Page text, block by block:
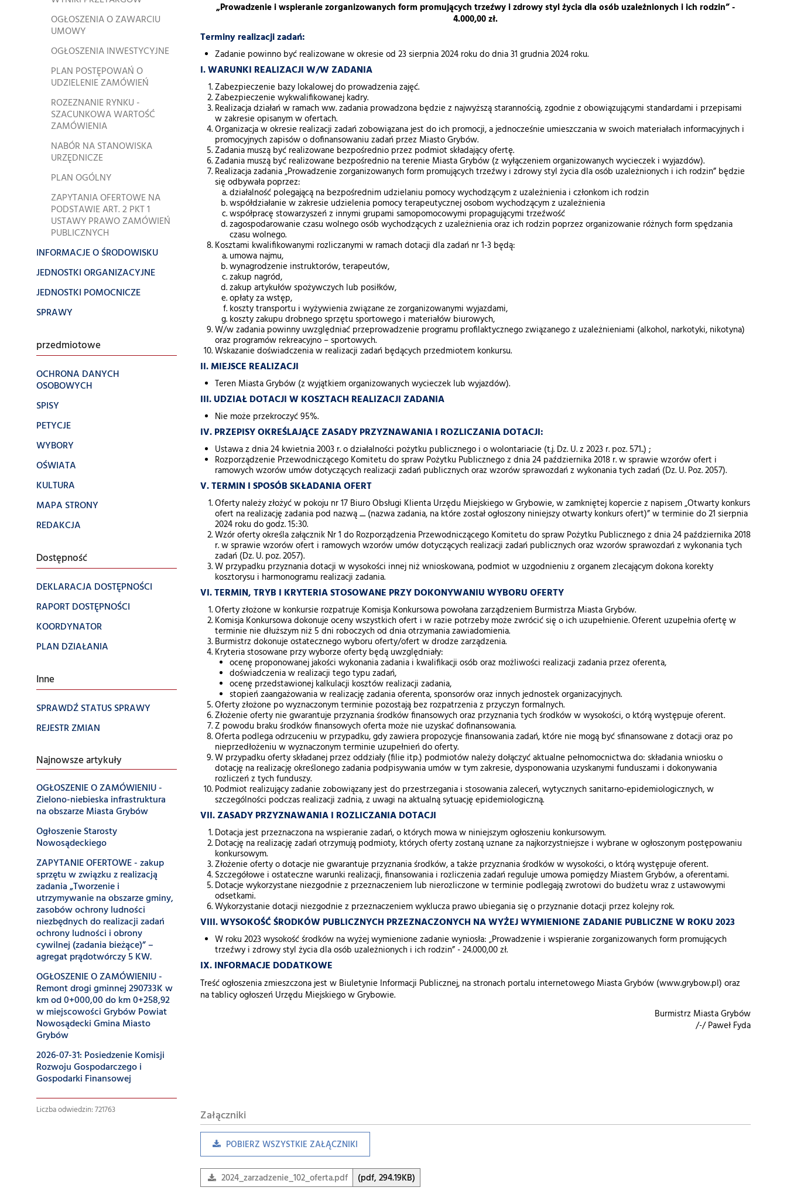
OGŁOSZENIA O ZAWARCIU
UMOWY
OGŁOSZENIA INWESTYCYJNE
PLAN POSTĘPOWAŃ O
UDZIELENIE ZAMÓWIEŃ
ROZEZNANIE RYNKU -
SZACUNKOWA WARTOŚĆ
ZAMÓWIENIA
NABÓR NA STANOWISKA
URZĘDNICZE
PLAN OGÓLNY
ZAPYTANIA OFERTOWE NA
PODSTAWIE ART. 2 PKT 1
USTAWY PRAWO ZAMÓWIEŃ
PUBLICZNYCH
INFORMACJE O ŚRODOWISKU
JEDNOSTKI ORGANIZACYJNE
JEDNOSTKI POMOCNICZE
SPRAWY
przedmiotowe
OCHRONA DANYCH
OSOBOWYCH
SPISY
PETYCJE
WYBORY
OŚWIATA
KULTURA
MAPA STRONY
REDAKCJA
Dostępność
DEKLARACJA DOSTĘPNOŚCI
RAPORT DOSTĘPNOŚCI
KOORDYNATOR
PLAN DZIAŁANIA
Inne
SPRAWDŹ STATUS SPRAWY
REJESTR ZMIAN
Najnowsze artykuły
OGŁOSZENIE O ZAMÓWIENIU -
Zielono-niebieska infrastruktura
na obszarze Miasta Grybów
Ogłoszenie Starosty
Nowosądeckiego
ZAPYTANIE OFERTOWE - zakup
sprzętu w związku z realizacją
zadania „Tworzenie i
utrzymywanie na obszarze gminy,
zasobów ochrony ludności
niezbędnych do realizacji zadań
ochrony ludności i obrony
cywilnej (zadania bieżące)” –
agregat prądotwórczy 5 KW.
OGŁOSZENIE O ZAMÓWIENIU -
Remont drogi gminnej 290733K w
km od 0+000,00 do km 0+258,92
w miejscowości Grybów Powiat
Nowosądecki Gmina Miasto
Grybów
2026-07-31: Posiedzenie Komisji
Rozwoju Gospodarczego i
Gospodarki Finansowej
Liczba odwiedzin: 721763
„Prowadzenie i wspieranie zorganizowanych form promujących trzeźwy i zdrowy styl życia dla osób uzależnionych i ich rodzin” -
4.000,00 zł.
Terminy realizacji zadań:
Zadanie powinno być realizowane w okresie od 23 sierpnia 2024 roku do dnia 31 grudnia 2024 roku.
I. WARUNKI REALIZACJI W/W ZADANIA
Zabezpieczenie bazy lokalowej do prowadzenia zajęć.
Zabezpieczenie wykwalifikowanej kadry.
Realizacja działań w ramach ww. zadania prowadzona będzie z najwyższą starannością, zgodnie z obowiązującymi standardami i przepisami
w zakresie opisanym w ofertach.
Organizacja w okresie realizacji zadań zobowiązana jest do ich promocji, a jednocześnie umieszczania w swoich materiałach informacyjnych i
promocyjnych zapisów o dofinansowaniu zadań przez Miasto Grybów.
Zadania muszą być realizowane bezpośrednio przez podmiot składający ofertę.
Zadania muszą być realizowane bezpośrednio na terenie Miasta Grybów (z wyłączeniem organizowanych wycieczek i wyjazdów).
Realizacja zadania „Prowadzenie zorganizowanych form promujących trzeźwy i zdrowy styl życia dla osób uzależnionych i ich rodzin” będzie
się odbywała poprzez:
działalność polegającą na bezpośrednim udzielaniu pomocy wychodzącym z uzależnienia i członkom ich rodzin
współdziałanie w zakresie udzielenia pomocy terapeutycznej osobom wychodzącym z uzależnienia
współpracę stowarzyszeń z innymi grupami samopomocowymi propagującymi trzeźwość
zagospodarowanie czasu wolnego osób wychodzących z uzależnienia oraz ich rodzin poprzez organizowanie różnych form spędzania
czasu wolnego.
Kosztami kwalifikowanymi rozliczanymi w ramach dotacji dla zadań nr 1-3 będą:
umowa najmu,
wynagrodzenie instruktorów, terapeutów,
zakup nagród,
zakup artykułów spożywczych lub posiłków,
opłaty za wstęp,
koszty transportu i wyżywienia związane ze zorganizowanymi wyjazdami,
koszty zakupu drobnego sprzętu sportowego i materiałów biurowych,
W/w zadania powinny uwzględniać przeprowadzenie programu profilaktycznego związanego z uzależnieniami (alkohol, narkotyki, nikotyna)
oraz programów rekreacyjno – sportowych.
Wskazanie doświadczenia w realizacji zadań będących przedmiotem konkursu.
II. MIEJSCE REALIZACJI
Teren Miasta Grybów (z wyjątkiem organizowanych wycieczek lub wyjazdów).
III. UDZIAŁ DOTACJI W KOSZTACH REALIZACJI ZADANIA
Nie może przekroczyć 95%.
IV. PRZEPISY OKREŚLAJĄCE ZASADY PRZYZNAWANIA I ROZLICZANIA DOTACJI:
Ustawa z dnia 24 kwietnia 2003 r. o działalności pożytku publicznego i o wolontariacie (t.j. Dz. U. z 2023 r. poz. 571..) ;
Rozporządzenie Przewodniczącego Komitetu do spraw Pożytku Publicznego z dnia 24 października 2018 r. w sprawie wzorów ofert i
ramowych wzorów umów dotyczących realizacji zadań publicznych oraz wzorów sprawozdań z wykonania tych zadań (Dz. U. Poz. 2057).
V. TERMIN I SPOSÓB SKŁADANIA OFERT
Oferty należy złożyć w pokoju nr 17 Biuro Obsługi Klienta Urzędu Miejskiego w Grybowie, w zamkniętej kopercie z napisem „Otwarty konkurs
ofert na realizację zadania pod nazwą ..... (nazwa zadania, na które został ogłoszony niniejszy otwarty konkurs ofert)” w terminie do 21 sierpnia
2024 roku do godz. 15:30.
Wzór oferty określa załącznik Nr 1 do Rozporządzenia Przewodniczącego Komitetu do spraw Pożytku Publicznego z dnia 24 października 2018
r. w sprawie wzorów ofert i ramowych wzorów umów dotyczących realizacji zadań publicznych oraz wzorów sprawozdań z wykonania tych
zadań (Dz. U. poz. 2057).
W przypadku przyznania dotacji w wysokości innej niż wnioskowana, podmiot w uzgodnieniu z organem zlecającym dokona korekty
kosztorysu i harmonogramu realizacji zadania.
VI. TERMIN, TRYB I KRYTERIA STOSOWANE PRZY DOKONYWANIU WYBORU OFERTY
Oferty złożone w konkursie rozpatruje Komisja Konkursowa powołana zarządzeniem Burmistrza Miasta Grybów.
Komisja Konkursowa dokonuje oceny wszystkich ofert i w razie potrzeby może zwrócić się o ich uzupełnienie. Oferent uzupełnia ofertę w
terminie nie dłuższym niż 5 dni roboczych od dnia otrzymania zawiadomienia.
Burmistrz dokonuje ostatecznego wyboru oferty/ofert w drodze zarządzenia.
Kryteria stosowane przy wyborze oferty będą uwzględniały:
ocenę proponowanej jakości wykonania zadania i kwalifikacji osób oraz możliwości realizacji zadania przez oferenta,
doświadczenia w realizacji tego typu zadań,
ocenę przedstawionej kalkulacji kosztów realizacji zadania,
stopień zaangażowania w realizację zadania oferenta, sponsorów oraz innych jednostek organizacyjnych.
Oferty złożone po wyznaczonym terminie pozostają bez rozpatrzenia z przyczyn formalnych.
Złożenie oferty nie gwarantuje przyznania środków finansowych oraz przyznania tych środków w wysokości, o którą występuje oferent.
Z powodu braku środków finansowych oferta może nie uzyskać dofinansowania.
Oferta podlega odrzuceniu w przypadku, gdy zawiera propozycje finansowania zadań, które nie mogą być sfinansowane z dotacji oraz po
nieprzedłożeniu w wyznaczonym terminie uzupełnień do oferty.
W przypadku oferty składanej przez oddziały (filie itp.) podmiotów należy dołączyć aktualne pełnomocnictwa do: składania wniosku o
dotację na realizację określonego zadania podpisywania umów w tym zakresie, dysponowania uzyskanymi funduszami i dokonywania
rozliczeń z tych funduszy.
Podmiot realizujący zadanie zobowiązany jest do przestrzegania i stosowania zaleceń, wytycznych sanitarno-epidemiologicznych, w
szczególności podczas realizacji zadnia, z uwagi na aktualną sytuację epidemiologiczną.
VII. ZASADY PRZYZNAWANIA I ROZLICZANIA DOTACJI
Dotacja jest przeznaczona na wspieranie zadań, o których mowa w niniejszym ogłoszeniu konkursowym.
Dotację na realizację zadań otrzymują podmioty, których oferty zostaną uznane za najkorzystniejsze i wybrane w ogłoszonym postępowaniu
konkursowym.
Złożenie oferty o dotacje nie gwarantuje przyznania środków, a także przyznania środków w wysokości, o którą występuje oferent.
Szczegółowe i ostateczne warunki realizacji, finansowania i rozliczenia zadań reguluje umowa pomiędzy Miastem Grybów, a oferentami.
Dotacje wykorzystane niezgodnie z przeznaczeniem lub nierozliczone w terminie podlegają zwrotowi do budżetu wraz z ustawowymi
odsetkami.
Wykorzystanie dotacji niezgodnie z przeznaczeniem wyklucza prawo ubiegania się o przyznanie dotacji przez kolejny rok.
VIII. WYSOKOŚĆ ŚRODKÓW PUBLICZNYCH PRZEZNACZONYCH NA WYŻEJ WYMIENIONE ZADANIE PUBLICZNE W ROKU 2023
W roku 2023 wysokość środków na wyżej wymienione zadanie wyniosła: „Prowadzenie i wspieranie zorganizowanych form promujących
trzeźwy i zdrowy styl życia dla osób uzależnionych i ich rodzin” - 24.000,00 zł.
IX. INFORMACJE DODATKOWE
Treść ogłoszenia zmieszczona jest w Biuletynie Informacji Publicznej, na stronach portalu internetowego Miasta Grybów (www.grybow.pl) oraz
na tablicy ogłoszeń Urzędu Miejskiego w Grybowie.
Burmistrz Miasta Grybów
/-/ Paweł Fyda
Załączniki
POBIERZ WSZYSTKIE ZAŁĄCZNIKI
2024_zarzadzenie_102_oferta.pdf (pdf, 294.19KB)